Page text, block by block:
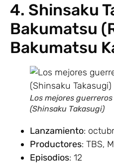
4. Shinsaku
Bakumatsu
Bakumatsu
Los mejores
(Shinsaku Takasugi)
Lanzamiento:
Productores: TBS,
Episodios: 12